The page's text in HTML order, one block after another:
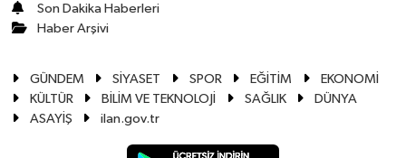
Son Dakika Haberleri
Haber Arşivi
GÜNDEM SİYASET SPOR EĞİTİM
EKONOMİ
KÜLTÜR
BİLİM VE TEKNOLOJİ SAĞLIK
DÜNYA
ASAYİŞ
ilan.gov.tr